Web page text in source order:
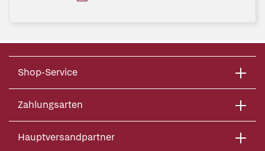
Shop-Service
Zahlungsarten
Hauptversandpartner